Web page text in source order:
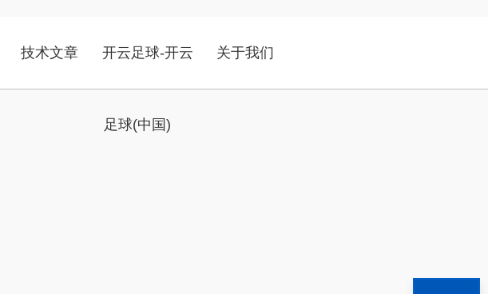
技术文章 开云足球-开云
足球(中国)
关于我们